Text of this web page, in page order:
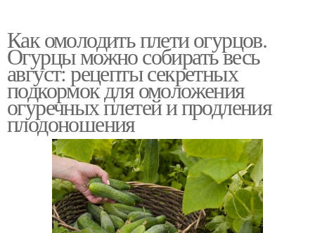
Как омолодить плети огурцов.
Огурцы можно собирать весь
август: рецепты секретных
подкормок для омоложения
огуречных плетей и продления
плодоношения